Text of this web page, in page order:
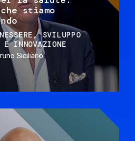
stiamo
SVILUPPO
E INNOVAZIONE
Siciliano